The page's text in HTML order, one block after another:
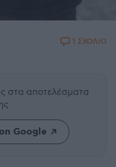
1 ΣΧΟΛΙΟ
στα αποτελέσματα
Google